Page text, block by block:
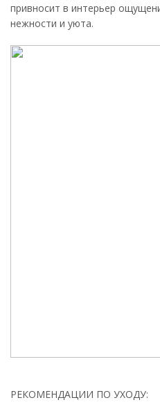
привносит в интерьер
нежности и уюта.
РЕКОМЕНДАЦИИ ПО УХОДУ: